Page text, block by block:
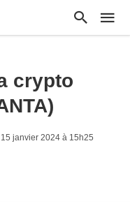
crypto
15 janvier 2024 à 15h25